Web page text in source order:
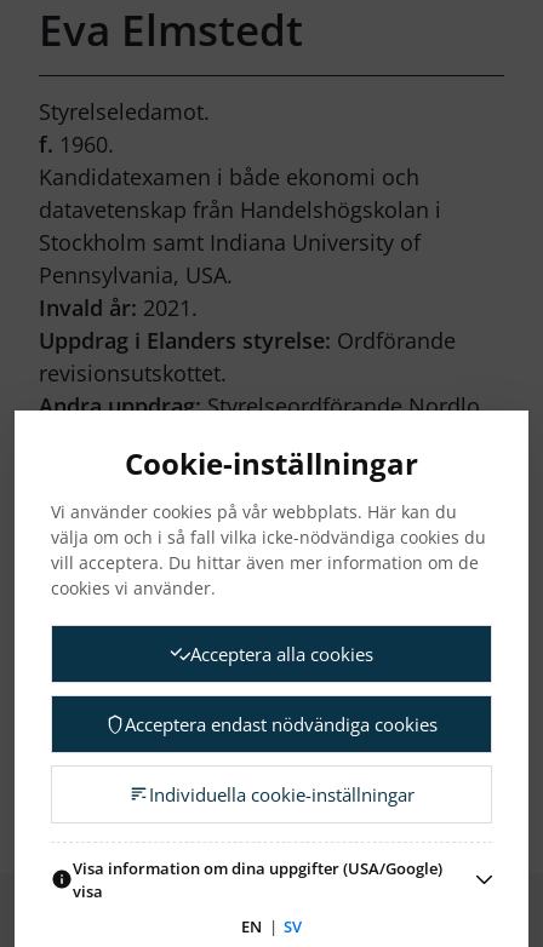
Eva Elmstedt
Styrelseledamot.
f. 1960.
Kandidatexamen i både ekonomi och
datavetenskap från Handelshögskolan i
Stockholm samt Indiana University of
Pennsylvania, USA.
Invald år: 2021.
Uppdrag i Elanders styrelse: Ordförande
revisionsutskottet.
Andra uppdrag:Styrelseordförande Nordlo,
AddLife AB samt Arjo AB.
Tidigare uppdrag:Affärsområdeschef för
Global Services och medlem av
ledningsgruppen för Nokia Networks och
Nokia Siemens Networks. Ledande roller
inom Ericsson, operatören 3 samt Semcon.
Styrelseordförande Proact och Semcon.
Styrelseledamot Addtech, Fagerhult Group
AB, Knowit, Smart Eye AB och Thule.
Aktieinnehav (eget och närståendes):16 500
Cookie-inställningar
Vi använder cookies på vår webbplats. Här kan du
välja om och i så fall vilka icke-nödvändiga cookies du
vill acceptera. Du hittar även mer information om de
cookies vi använder.
Acceptera alla cookies
Acceptera endast nödvändiga cookies
Individuella cookie-inställningar
Visa information om dina uppgifter (USA/Google)
visa
EN | SV